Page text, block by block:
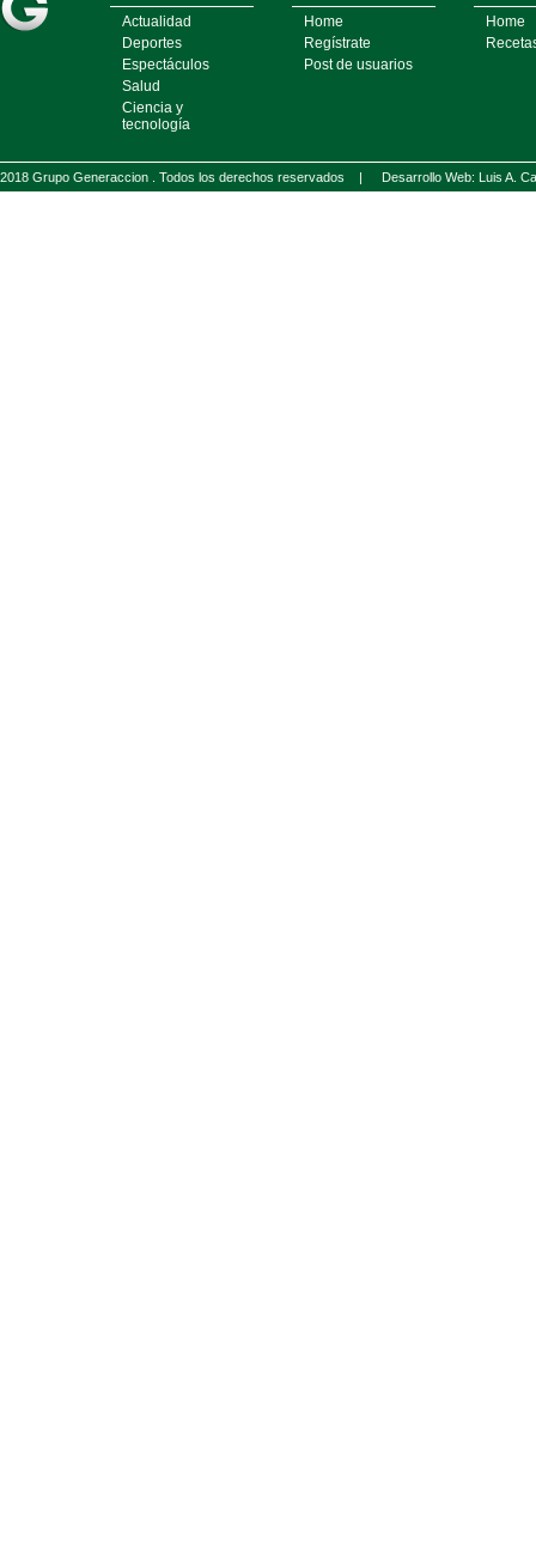
Actualidad
Deportes
Espectáculos
Salud
Ciencia y
tecnología
Home
Regístrate
Post de usuarios
Home
2018 Grupo Generaccion . Todos los derechos reservados | Desarrollo Web: Luis